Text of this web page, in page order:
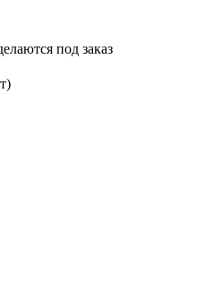
под заказ